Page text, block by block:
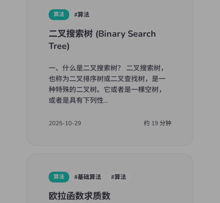
算法 #算法
二叉搜索树 (Binary Search
Tree)
一、什么是二叉搜索树？ 二叉搜索树，
也称为二叉排序树或二叉查找树，是一
种特殊的二叉树。它或者是一棵空树，
或者是具有下列性...
2025-10-29 约 19分钟
算法 #基础算法 #算法
欧拉函数求质数